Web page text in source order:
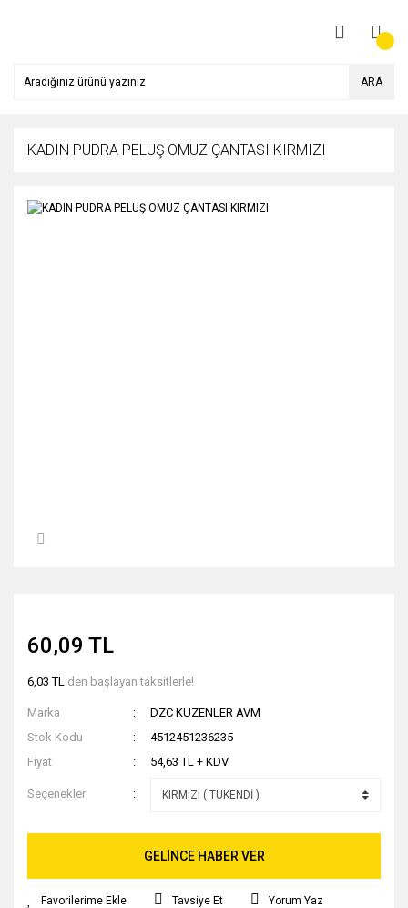
ARA
KADIN PUDRA PELUŞ OMUZ ÇANTASI KIRMIZI
60,09 TL
6,03 TL den başlayan taksitlerle!
Marka
DZC KUZENLER AVM
Stok Kodu
4512451236235
Fiyat
54,63 TL + KDV
Seçenekler
GELİNCE HABER VER
Tavsiye Et Yorum Yaz